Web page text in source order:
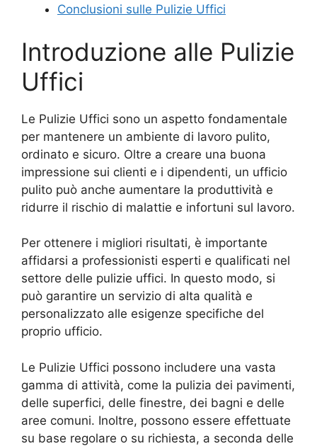
Conclusioni sulle Pulizie Uffici
Introduzione alle Pulizie
Uffici
Le Pulizie Uffici sono un aspetto fondamentale
per mantenere un ambiente di lavoro pulito,
ordinato e sicuro. Oltre a creare una buona
impressione sui clienti e i dipendenti, un ufficio
pulito può anche aumentare la produttività e
ridurre il rischio di malattie e infortuni sul lavoro.
Per ottenere i migliori risultati, è importante
affidarsi a professionisti esperti e qualificati nel
settore delle pulizie uffici. In questo modo, si
può garantire un servizio di alta qualità e
personalizzato alle esigenze specifiche del
proprio ufficio.
Le Pulizie Uffici possono includere una vasta
gamma di attività, come la pulizia dei pavimenti,
delle superfici, delle finestre, dei bagni e delle
aree comuni. Inoltre, possono essere effettuate
su base regolare o su richiesta, a seconda delle